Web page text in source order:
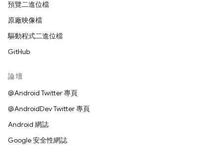
預覽二進位檔
原廠映像檔
驅動程式二進位檔
GitHub
論壇
@Android Twitter 專頁
@AndroidDev Twitter 專頁
Android 網誌
Google 安全性網誌